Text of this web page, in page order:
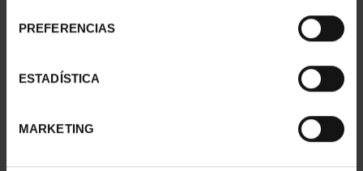
PREFERENCIAS
ESTADÍSTICA
MARKETING